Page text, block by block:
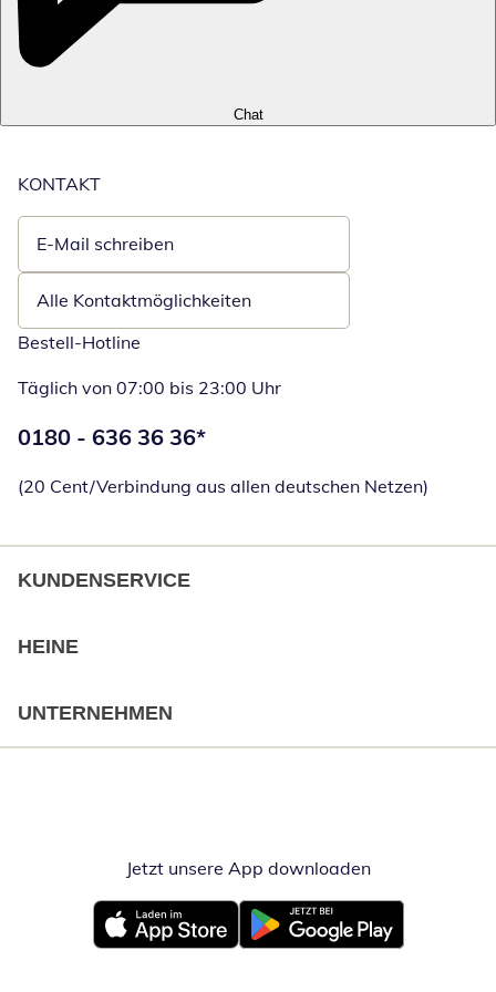
Chat
KONTAKT
E-Mail schreiben
Öffnet E-Mail-Client
Alle Kontaktmöglichkeiten
Bestell-Hotline
Täglich von 07:00 bis 23:00 Uhr
Telefonnummer:
0180 - 636 36 36*
(20 Cent/Verbindung aus allen deutschen Netzen)
KUNDENSERVICE
HEINE
UNTERNEHMEN
Jetzt unsere App downloadenÖffnet in
Öffnet in neuem FensterÖffnet in neuem Fenster